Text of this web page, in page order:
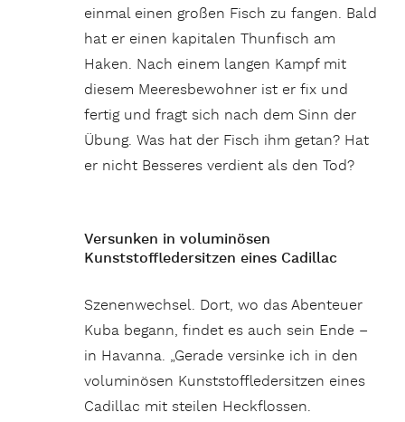
einmal einen großen Fisch zu fangen. Bald
hat er einen kapitalen Thunfisch am
Haken. Nach einem langen Kampf mit
diesem Meeresbewohner ist er fix und
fertig und fragt sich nach dem Sinn der
Übung. Was hat der Fisch ihm getan? Hat
er nicht Besseres verdient als den Tod?
Versunken in voluminösen
Kunststoffledersitzen eines Cadillac
Szenenwechsel. Dort, wo das Abenteuer
Kuba begann, findet es auch sein Ende –
in Havanna. „Gerade versinke ich in den
voluminösen Kunststoffledersitzen eines
Cadillac mit steilen Heckflossen.